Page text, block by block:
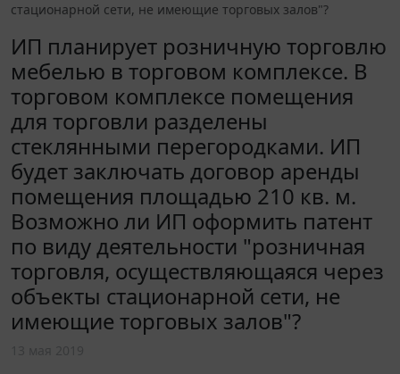
стационарной сети, не имеющие торговых залов"?
ИП планирует розничную торговлю
мебелью в торговом комплексе. В
торговом комплексе помещения
для торговли разделены
стеклянными перегородками. ИП
будет заключать договор аренды
помещения площадью 210 кв. м.
Возможно ли ИП оформить патент
по виду деятельности "розничная
торговля, осуществляющаяся через
объекты стационарной сети, не
имеющие торговых залов"?